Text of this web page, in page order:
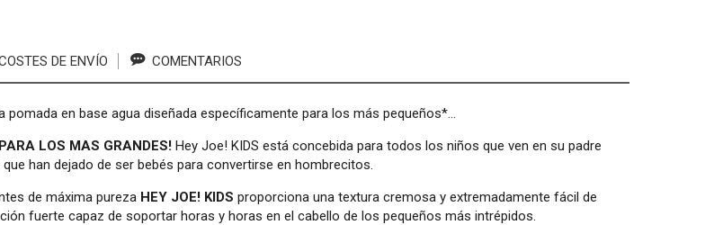
DE ENVÍO COMENTARIOS
pomada en base agua diseñada específicamente para los más pequeños*…
LOS MAS GRANDES! Hey Joe! KIDS está concebida para todos los niños que ven en su padre
han dejado de ser bebés para convertirse en hombrecitos.
de máxima pureza HEY JOE! KIDS proporciona una textura cremosa y extremadamente fácil de
fuerte capaz de soportar horas y horas en el cabello de los pequeños más intrépidos.